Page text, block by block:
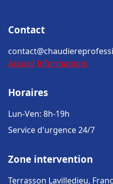
Contact
Accueil Informations
Horaires
Lun-Ven: 8h-19h
Service d'urgence 24/7
Zone intervention
Terrasson Lavilledieu,